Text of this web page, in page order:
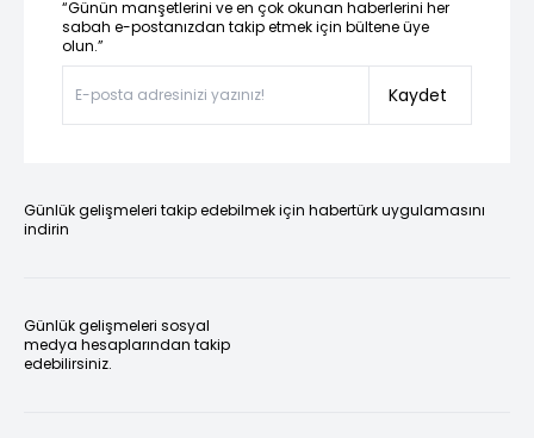
“Günün manşetlerini ve en çok okunan haberlerini her
sabah e-postanızdan takip etmek için bültene üye
olun.”
Kaydet
Günlük gelişmeleri takip edebilmek için habertürk uygulamasını
indirin
Günlük gelişmeleri sosyal
medya hesaplarından takip
edebilirsiniz.